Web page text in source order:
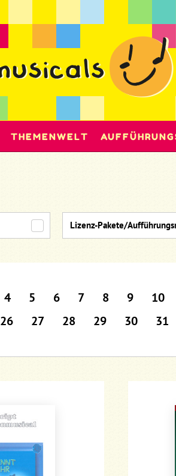
THEMENWELT
Lizenz-Pakete/
4 5 6 7 8 9 10
26 27 28 29 30 31